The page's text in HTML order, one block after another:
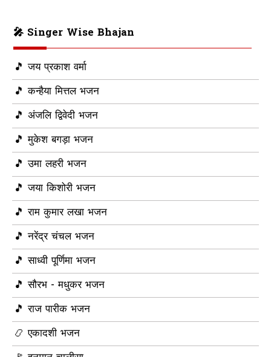
🎤 Singer Wise Bhajan
🎵 जय प्रकाश वर्मा
🎵 कन्हैया मित्तल भजन
🎵 अंजलि द्विवेदी भजन
🎵 मुकेश बगड़ा भजन
🎵 उमा लहरी भजन
🎵 जया किशोरी भजन
🎵 राम कुमार लखा भजन
🎵 नरेंद्र चंचल भजन
🎵 साध्वी पूर्णिमा भजन
🎵 सौरभ - मधुकर भजन
🎵 राज पारीक भजन
📿 एकादशी भजन